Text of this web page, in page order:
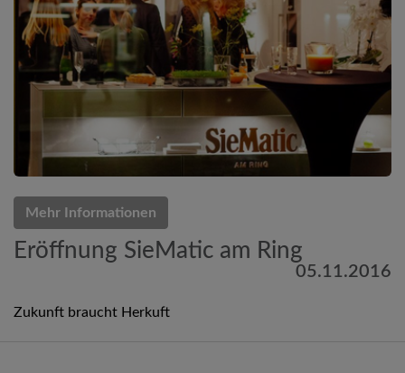
Mehr Informationen
Eröffnung SieMatic am Ring
05.11.2016
Zukunft braucht Herkuft